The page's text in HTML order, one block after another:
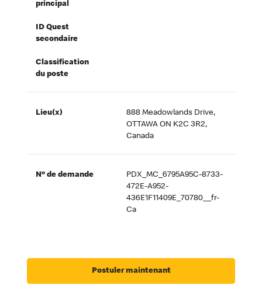
principal
ID Quest
secondaire
Classification
du poste
Lieu(x)
888 Meadowlands Drive,
OTTAWA ON K2C 3R2,
Canada
Nº de demande
PDX_MC_6795A95C-8733-
472E-A952-
436E1F11409E_70780__fr-
Ca
Postuler maintenant